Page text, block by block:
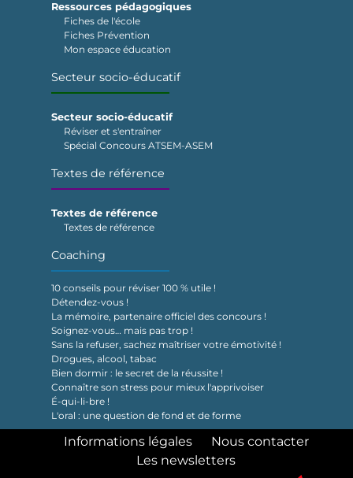
Ressources pédagogiques
Fiches de l'école
Fiches Prévention
Mon espace éducation
Secteur socio-éducatif
Secteur socio-éducatif
Réviser et s'entraîner
Spécial Concours ATSEM-ASEM
Textes de référence
Textes de référence
Textes de référence
Coaching
10 conseils pour réviser 100 % utile !
Détendez-vous !
La mémoire, partenaire officiel des concours !
Soignez-vous… mais pas trop !
Sans la refuser, sachez maîtriser votre émotivité !
Drogues, alcool, tabac
Bien dormir : le secret de la réussite !
Connaître son stress pour mieux l'apprivoiser
É-qui-li-bre !
L'oral : une question de fond et de forme
Informations légales
Nous contacter
Les newsletters